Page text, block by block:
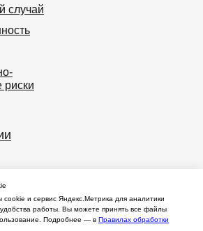
случай
cookie и сервис Яндекс.Метрика для аналитики
работы. Вы можете принять все файлы
Подробнее — в Правилах обработки